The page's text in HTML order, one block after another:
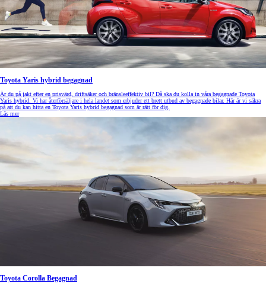
Toyota Yaris hybrid begagnad
Är du på jakt efter en prisvärd, driftsäker och bränsleeffektiv bil? Då ska du kolla in våra begagnade Toyota
Yaris hybrid. Vi har återförsäljare i hela landet som erbjuder ett brett utbud av begagnade bilar. Här är vi säkra
på att du kan hitta en Toyota Yaris hybrid begagnad som är rätt för dig.
Läs mer
Toyota Corolla Begagnad